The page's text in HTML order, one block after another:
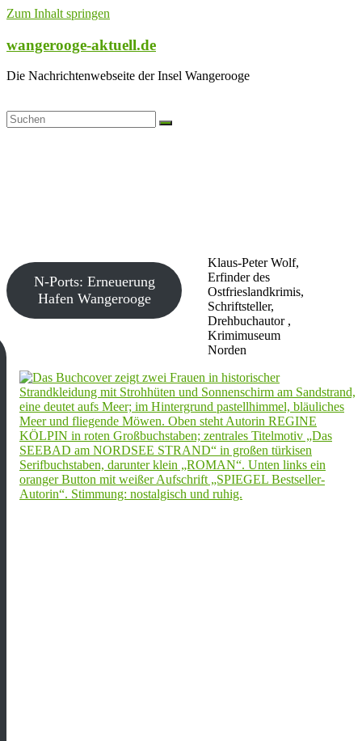
Zum Inhalt springen
wangerooge-aktuell.de
Die Nachrichtenwebseite der Insel Wangerooge
Klaus-Peter Wolf,
Erfinder des
Ostfrieslandkrimis,
Schriftsteller,
Drehbuchautor ,
Krimimuseum
Norden
N-Ports: Erneuerung
Hafen Wangerooge